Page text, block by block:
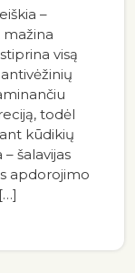
–
mažina
visą
todėl
kūdikių
šalavijas
apdorojimo